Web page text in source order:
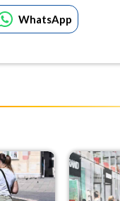
WhatsApp